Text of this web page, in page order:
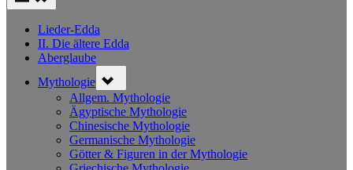
Lieder-Edda
II. Die ältere Edda
Aberglaube
Mythologie sub-
menu
Allgem. Mythologie
Ägyptische Mythologie
Chinesische Mythologie
Germanische Mythologie
Götter & Figuren in der Mythologie